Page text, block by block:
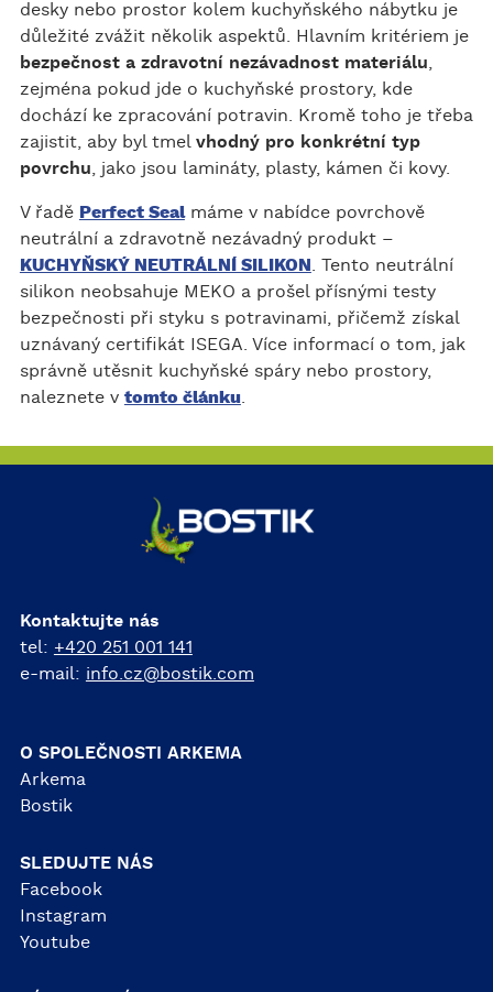
desky nebo prostor kolem kuchyňského nábytku je
důležité zvážit několik aspektů. Hlavním kritériem je
bezpečnost a zdravotní nezávadnost materiálu
zejména pokud jde o kuchyňské prostory, kde
dochází ke zpracování potravin. Kromě toho je třeba
zajistit, aby byl tmel vhodný pro konkrétní typ
povrchu , jako jsou lamináty, plasty, kámen či kovy.
V řadě Perfect Sealmáme v nabídce povrchově
neutrální a zdravotně nezávadný produkt –
KUCHYŇSKÝ NEUTRÁLNÍ SILIKON
. Tento neutrální
silikon neobsahuje MEKO a prošel přísnými testy
bezpečnosti při styku s potravinami, přičemž získal
uznávaný certifikát ISEGA. Více informací o tom, jak
správně utěsnit kuchyňské spáry nebo prostory,
naleznete v tomto článku.
Kontaktujte nás
tel: +420 251 001 141
e-mail: info.cz@bostik.com
O SPOLEČNOSTI ARKEMA
Arkema
Bostik
SLEDUJTE NÁS
Facebook
Instagram
Youtube